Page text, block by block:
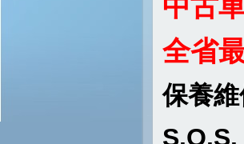
中古
全省
保養